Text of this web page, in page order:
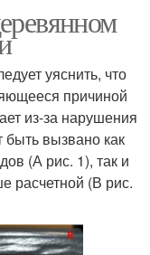
уяснить, что
причиной
из-за нарушения
вызвано как
(А рис. 1), так и
расчетной (В рис.